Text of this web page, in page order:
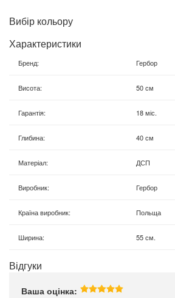
Вибір кольору
Характеристики
Бренд: Гербор
Висота: 50 см
Гарантія: 18 міс.
Глибина: 40 см
Матеріал: ДСП
Виробник: Гербор
Країна виробник: Польща
Ширина: 55 см.
Відгуки
Ваша оцінка: